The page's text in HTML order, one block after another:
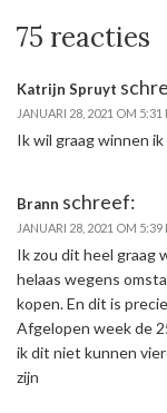
75 reacties
Katrijn Spruyt
JANUARI 28, 2021 OM 5:31
Ik wil graag winnen
Brann schreef:
JANUARI 28, 2021 OM 5:39
Ik zou dit heel graag
helaas wegens
kopen. En dit is
Afgelopen week de
ik dit niet kunnen
zijn